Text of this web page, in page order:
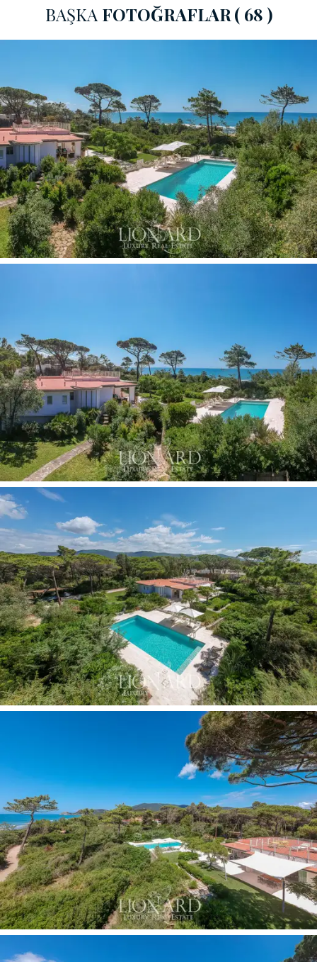
banyo bulunmaktadır.
Çelik ve tik ağacından modern bir dış merdiven, 366 °
çıkarabileceğiniz muhteşem panoramik terasa ulaşmanızı
sağlar.
Castiglione della Pescaia'da satılıkbu muhteşem
tesis, gizlilikle dolu muhteşem Yüzme havuzu alanına ek
olarak, uygun bir kısmen kapalı otoparkın içinde
bulduğumuz plajı çevreleyen yaklaşık 5.000 metrekarelik
lüks bir park tamamlıyor.
BAŞKA FOTOĞRAFLAR( 68 )